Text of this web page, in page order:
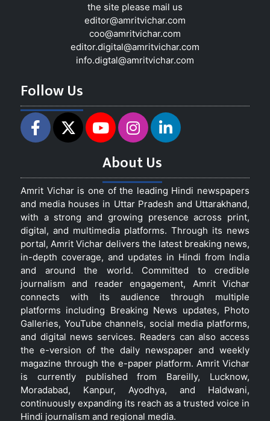
the site please mail us
editor@amritvichar.com
coo@amritvichar.com
editor.digital@amritvichar.com
info.digtal@amritvichar.com
Follow Us
About Us
Amrit Vichar is one of the leading Hindi newspapers
and media houses in Uttar Pradesh and Uttarakhand,
with a strong and growing presence across print,
digital, and multimedia platforms. Through its news
portal, Amrit Vichar delivers the latest breaking news,
in-depth coverage, and updates in Hindi from India
and around the world. Committed to credible
journalism and reader engagement, Amrit Vichar
connects with its audience through multiple
platforms including Breaking News updates, Photo
Galleries, YouTube channels, social media platforms,
and digital news services. Readers can also access
the e-version of the daily newspaper and weekly
magazine through the e-paper platform. Amrit Vichar
is currently published from Bareilly, Lucknow,
Moradabad, Kanpur, Ayodhya, and Haldwani,
continuously expanding its reach as a trusted voice in
Hindi journalism and regional media.